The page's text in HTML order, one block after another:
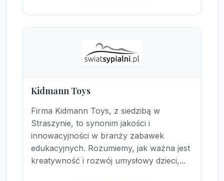
Kidmann Toys
Firma Kidmann Toys, z siedzibą w
Straszynie, to synonim jakości i
innowacyjności w branży zabawek
edukacyjnych. Rozumiemy, jak ważna jest
kreatywność i rozwój umysłowy dzieci,...